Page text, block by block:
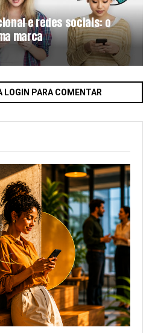
e redes sociais: o
marca
LOGIN PARA COMENTAR